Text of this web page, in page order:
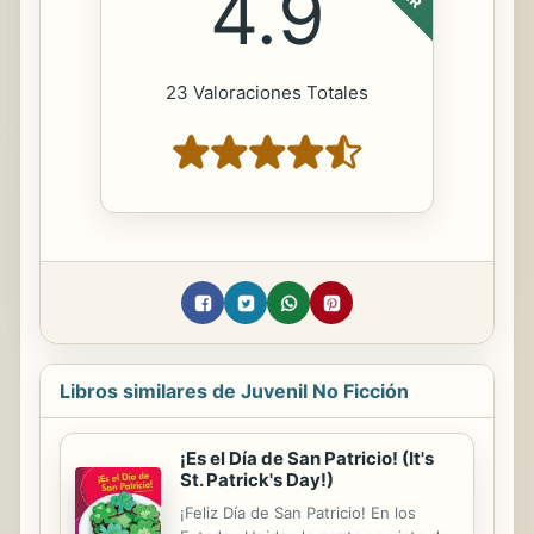
23 Valoraciones Totales
Libros similares de Juvenil No Ficción
¡Es el Día de San Patricio! (It's
St. Patrick's Day!)
¡Feliz Día de San Patricio! En los